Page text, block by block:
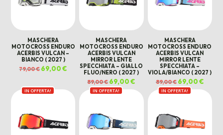
MASCHERA
MOTOCROSS ENDURO
ACERBIS VULCAN –
BIANCO ( 2027 )
79,00€Il
prezzo
79,00 €.
69,00€
prezzo
69,00 €.
MASCHERA
MOTOCROSS ENDURO
ACERBIS VULCAN
MIRROR LENTE
SPECCHIATA – GIALLO
FLUO/NERO ( 2027 )
89,00€Il
prezzo
originale
era:
69,00€
attuale
69,00 €.
MASCHERA
MOTOCROSS ENDURO
ACERBIS VULCAN
MIRROR LENTE
SPECCHIATA –
VIOLA/BIANCO ( 2027 )
89,00€ Il
prezzo
originale
era:
69,00€Il
69,00
IN OFFERTA! IN OFFERTA! IN OFFERTA!